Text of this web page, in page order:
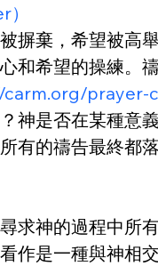
摒棄，希望被高
和希望的操練。
prayer-
神是否在某種意
有的禱告最終都
求神的過程中
作是一種與神相